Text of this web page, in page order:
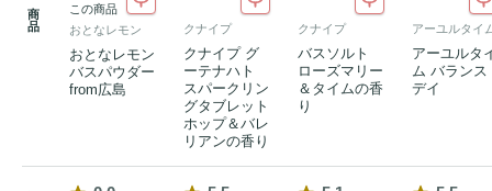
商
品
この商品
おとなレモン
おとなレモン
バスパウダー
from広島
クナイプ
クナイプ グ
ーテナハト
スパークリン
グタブレット
ホップ＆バレ
リアンの香り
クナイプ
バスソルト
ローズマリー
＆タイムの香
り
アーユルタイ
アーユルタ
ム バランス
デイ